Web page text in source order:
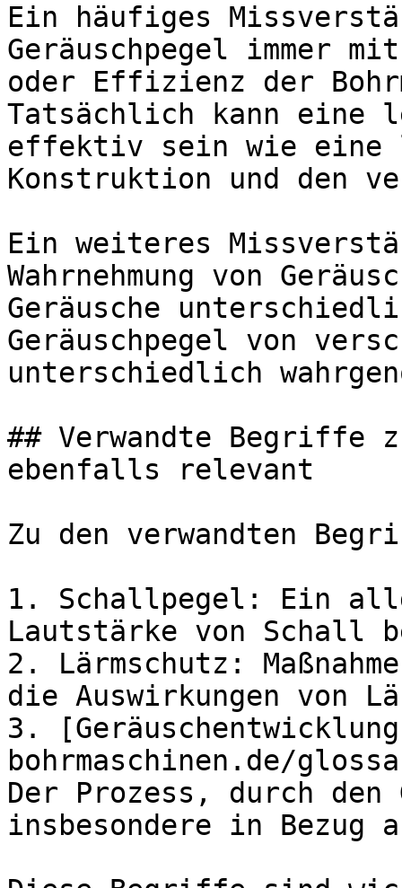
Ein häufiges
Geräuschpegel immer
oder Effizienz der
Tatsächlich kann eine
effektiv sein wie eine
Konstruktion und den
Ein weiteres
Wahrnehmung von
Geräusche
Geräuschpegel von
unterschiedlich
## Verwandte Begriffe
ebenfalls relevant
Zu den verwandten
1. Schallpegel: Ein
Lautstärke von Schall
2. Lärmschutz:
die Auswirkungen von
3.
bohrmaschinen.de/
Der Prozess, durch den
insbesondere in Bezug